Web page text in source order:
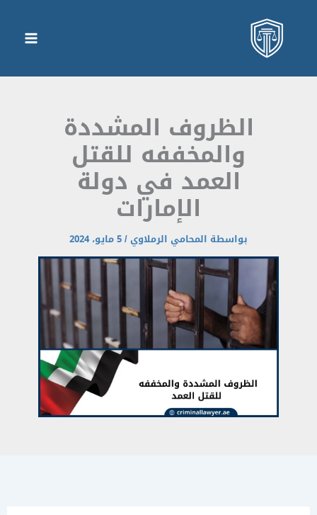
الظروف المشددة
والمخففه للقتل
العمد في دولة
الإمارات
المحامي الرملاوي/ 5 مايو، 2024